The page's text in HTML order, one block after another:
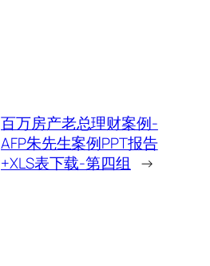
百万房产老总理财案例-
AFP朱先生案例PPT报告
+XLS表下载-第四组
→